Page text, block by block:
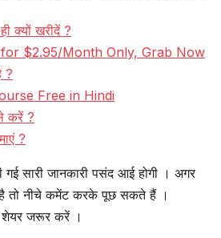
क्यों खरीदें ?
$2.95/Month Only, Grab Now
?
Free in Hindi
करें ?
?
सारी जानकारी पसंद आई होगी । अगर
तो नीचे कमेंट करके पूछ सकते हैं ।
शेयर जरूर करें ।